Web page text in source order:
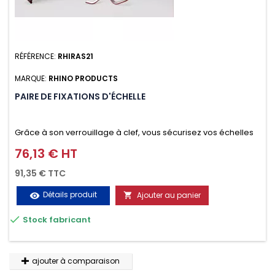
RÉFÉRENCE: RHIRAS21
MARQUE: RHINO PRODUCTS
PAIRE DE FIXATIONS D'ÉCHELLE
Grâce à son verrouillage à clef, vous sécurisez vos échelles
d'un seul geste aussi bien contre le vol que pendant le
transport. Référence vendue par paire.
Prix
76,13 € HT
91,35 € TTC
visibility Détails produit  Ajouter au panier
 Stock fabricant
ajouter à comparaison